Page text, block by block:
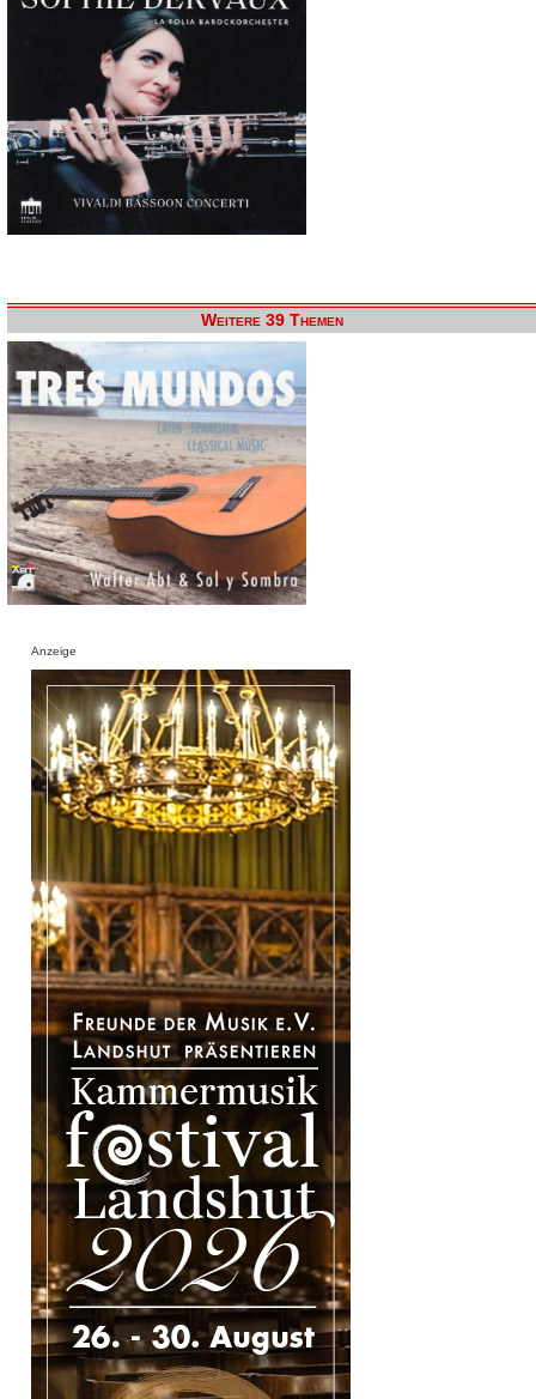
Weitere 39 Themen
Anzeige